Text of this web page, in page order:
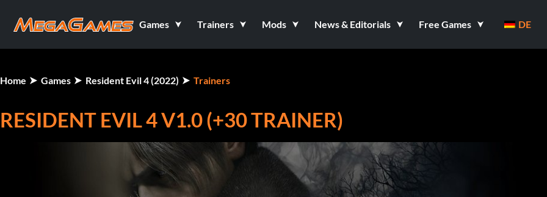
Games Trainers Mods News & Editorials Free Games DE
Home Games Resident Evil 4 (2022) Trainers
RESIDENT EVIL 4 V1.0 (+30 TRAINER)